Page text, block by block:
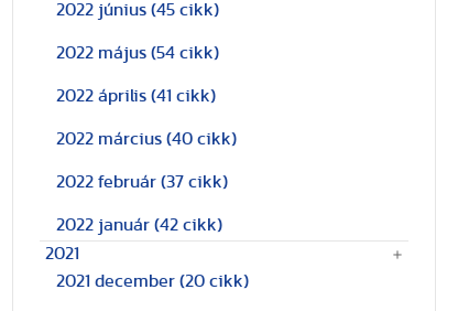
2022 június (45 cikk)
2022 május (54 cikk)
2022 április (41 cikk)
2022 március (40 cikk)
2022 február (37 cikk)
2022 január (42 cikk)
2021
2021 december (20 cikk)